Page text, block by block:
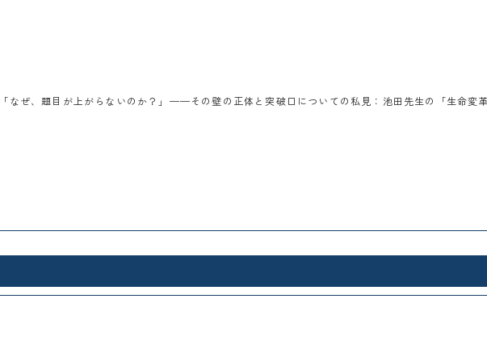
なぜ、題目が上がらないのか？」——その壁の正体と突破口についての私見：池田先生の「生命変